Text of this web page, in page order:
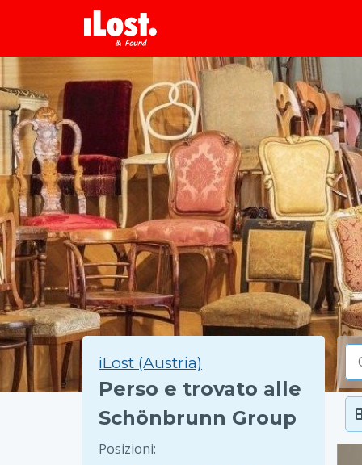
iLost (Austria)
Perso e trovato alle
Schönbrunn Group
Posizioni: